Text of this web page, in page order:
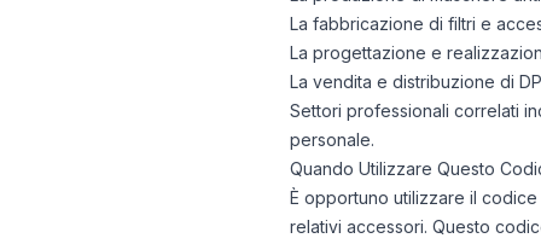
La fabbricazione di filtri e
La progettazione e
La vendita e distribuzione di
Settori professionali correlati
personale.
Quando Utilizzare Questo
È opportuno utilizzare il
relativi accessori. Questo